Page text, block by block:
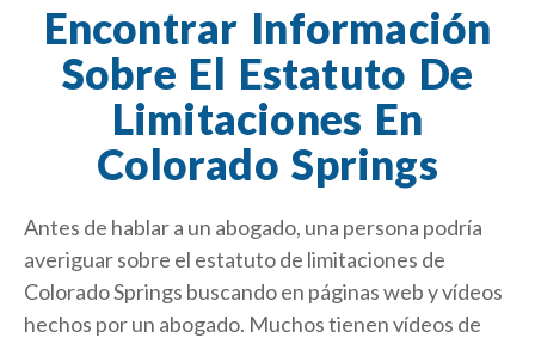
Encontrar Información
Sobre El Estatuto De
Limitaciones En
Colorado Springs
Antes de hablar a un abogado, una persona podría
averiguar sobre el estatuto de limitaciones de
Colorado Springs buscando en páginas web y vídeos
hechos por un abogado. Muchos tienen vídeos de